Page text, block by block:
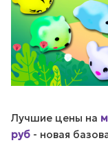
Лучшие цены на
руб - новая